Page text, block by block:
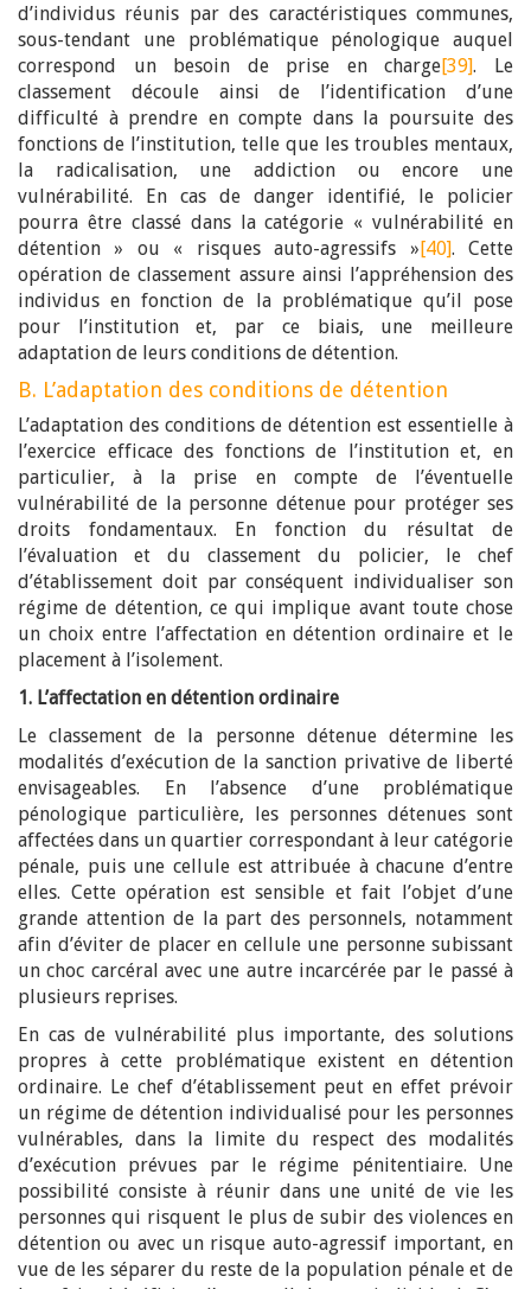
d’individus réunis par des caractéristiques communes,
sous-tendant une problématique pénologique auquel
correspond un besoin de prise en charge[39]. Le
classement découle ainsi de l’identification d’une
difficulté à prendre en compte dans la poursuite des
fonctions de l’institution, telle que les troubles mentaux,
la radicalisation, une addiction ou encore une
vulnérabilité. En cas de danger identifié, le policier
pourra être classé dans la catégorie « vulnérabilité en
détention » ou « risques auto-agressifs »[40]. Cette
opération de classement assure ainsi l’appréhension des
individus en fonction de la problématique qu’il pose
pour l’institution et, par ce biais, une meilleure
adaptation de leurs conditions de détention.
B. L’adaptation des conditions de détention
L’adaptation des conditions de détention est essentielle à
l’exercice efficace des fonctions de l’institution et, en
particulier, à la prise en compte de l’éventuelle
vulnérabilité de la personne détenue pour protéger ses
droits fondamentaux. En fonction du résultat de
l’évaluation et du classement du policier, le chef
d’établissement doit par conséquent individualiser son
régime de détention, ce qui implique avant toute chose
un choix entre l’affectation en détention ordinaire et le
placement à l’isolement.
1. L’affectation en détention ordinaire
Le classement de la personne détenue détermine les
modalités d’exécution de la sanction privative de liberté
envisageables. En l’absence d’une problématique
pénologique particulière, les personnes détenues sont
affectées dans un quartier correspondant à leur catégorie
pénale, puis une cellule est attribuée à chacune d’entre
elles. Cette opération est sensible et fait l’objet d’une
grande attention de la part des personnels, notamment
afin d’éviter de placer en cellule une personne subissant
un choc carcéral avec une autre incarcérée par le passé à
plusieurs reprises.
En cas de vulnérabilité plus importante, des solutions
propres à cette problématique existent en détention
ordinaire. Le chef d’établissement peut en effet prévoir
un régime de détention individualisé pour les personnes
vulnérables, dans la limite du respect des modalités
d’exécution prévues par le régime pénitentiaire. Une
possibilité consiste à réunir dans une unité de vie les
personnes qui risquent le plus de subir des violences en
détention ou avec un risque auto-agressif important, en
vue de les séparer du reste de la population pénale et de